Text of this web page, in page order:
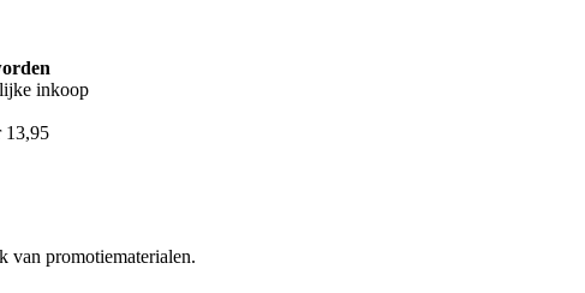
inkoop
13,95
van promotiematerialen.